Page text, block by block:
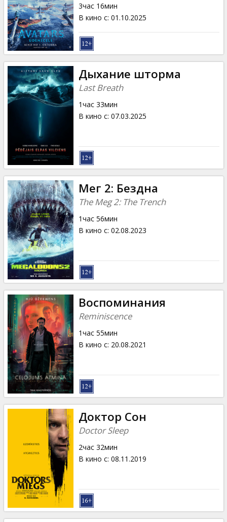
3час 16мин
В кино с: 01.10.2025
Дыхание шторма
Last Breath
1час 33мин
В кино с: 07.03.2025
Мег 2: Бездна
The Meg 2: The Trench
1час 56мин
В кино с: 02.08.2023
Воспоминания
Reminiscence
1час 55мин
В кино с: 20.08.2021
Доктор Сон
Doctor Sleep
2час 32мин
В кино с: 08.11.2019